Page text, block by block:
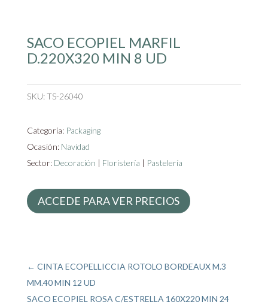
SACO ECOPIEL MARFIL
D.220X320 MIN 8 UD
SKU:TS-26040
Categoría: Packaging
Ocasión: Navidad
Sector: Decoración | Floristería | Pastelería
ACCEDE PARA VER PRECIOS
← CINTA ECOPELLICCIA ROTOLO BORDEAUX M.3
MM.40 MIN 12 UD
SACO ECOPIEL ROSA C/ESTRELLA 160X220 MIN 24